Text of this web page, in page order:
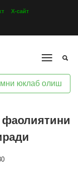
Х-сайт
юклаб олиш